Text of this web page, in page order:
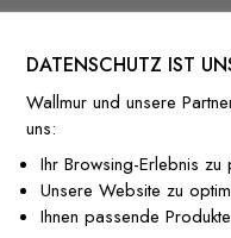
DATENSCHUTZ IST
Wallmur und unsere
uns:
Ihr Browsing-Erlebnis zu
Unsere Website zu
Ihnen passende